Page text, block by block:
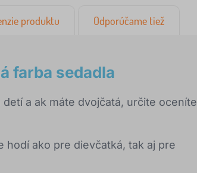
produktu Odporúčame tiež
farba sedadla
a ak máte dvojčatá, určite oceníte
hodí ako pre dievčatká, tak aj pre